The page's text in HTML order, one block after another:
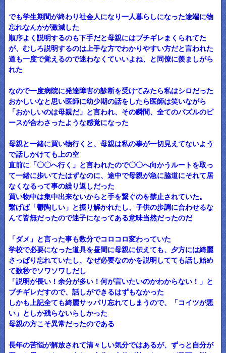
でも学生期間が終わり社会人になり一人暮らしになった途端に物
忘れなんかが激減した
順序よく説明するのも下手だと母親にはブチギレまくられてた
が、むしろ説明するのは上手な方でわかりやすい方だと言われた
道も一度で覚えるので迷わなくていいよね、と同僚に羨ましがら
れた
なので一度病院に発達障害の診断を受けてみたら私はシロだった
おかしいなと思い医師に幼少期の話をしたら医師は笑いながら
「おかしいのは母親だ」と言われ、その瞬間、全てのパズルのピ
ースが合わさったような感覚になった
母親と一緒に買い物行くと、母親は私の事が一切見えてないよう
で話しかけても上の空
直前に「〇〇へ行く」と言われたので〇〇へ向かうルートを取っ
て一緒に歩いてたはずなのに、途中で母親が急に脇道にそれて居
なくなるって事の繰り返しだった
買い物中は集中出来ないからと手を繋ぐのを禁止されていた。
繋げば「鬱陶しい」と振り解かれたし、子供の歩調に合わせるな
んて皆無だったので迷子になってある意味当然だったのだ
「ダメ」と言った事も数分でコロコロ変わっていた
学校で必要になった道具を昼間に母親に伝えても、夕方には綺麗
さっぱり忘れていたし、なぜ必要なのかを説明してても話し始め
て数秒でソワソワしだし
「説明が長い！余分が多い！何が言いたいのかわからない！」と
ブチギレだすので、話しができるはずもなかった
しかも上記全ても綺麗サッパリ忘れてしまうので、「コイツが悪
い」としか残らないらしかった
母親の方こそ異常だったのである
長年の苦悩が解放されて清々しい気分ではあるが、ずっと自分が